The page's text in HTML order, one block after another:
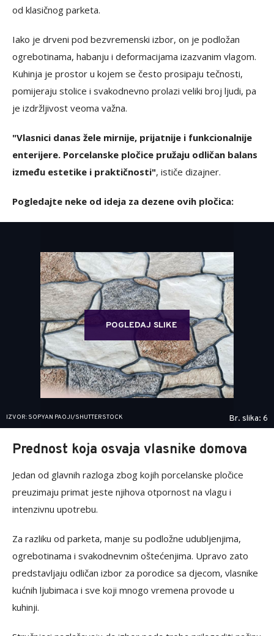
od klasičnog parketa.
Iako je drveni pod bezvremenski izbor, on je podložan
ogrebotinama, habanju i deformacijama izazvanim vlagom.
Kuhinja je prostor u kojem se često prosipaju tečnosti,
pomijeraju stolice i svakodnevno prolazi veliki broj ljudi, pa
je izdržljivost veoma važna.
"Vlasnici danas žele mirnije, prijatnije i funkcionalnije
enterijere. Porcelanske pločice pružaju odličan balans
između estetike i praktičnosti", ističe dizajner.
Pogledajte neke od ideja za dezene ovih pločica:
POGLEDAJ SLIKE
IZVOR: SOPYAN PAOJI/SHUTTERSTOCK Br. slika: 6
Prednost koja osvaja vlasnike domova
Jedan od glavnih razloga zbog kojih porcelanske pločice
preuzimaju primat jeste njihova otpornost na vlagu i
intenzivnu upotrebu.
Za razliku od parketa, manje su podložne udubljenjima,
ogrebotinama i svakodnevnim oštećenjima. Upravo zato
predstavljaju odličan izbor za porodice sa djecom, vlasnike
kućnih ljubimaca i sve koji mnogo vremena provode u
kuhinji.